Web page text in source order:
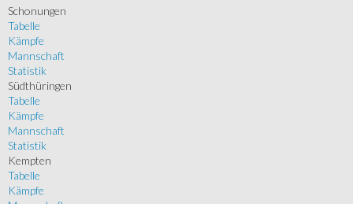
Schonungen
Tabelle
Kämpfe
Mannschaft
Statistik
Südthüringen
Tabelle
Kämpfe
Mannschaft
Statistik
Kempten
Tabelle
Kämpfe